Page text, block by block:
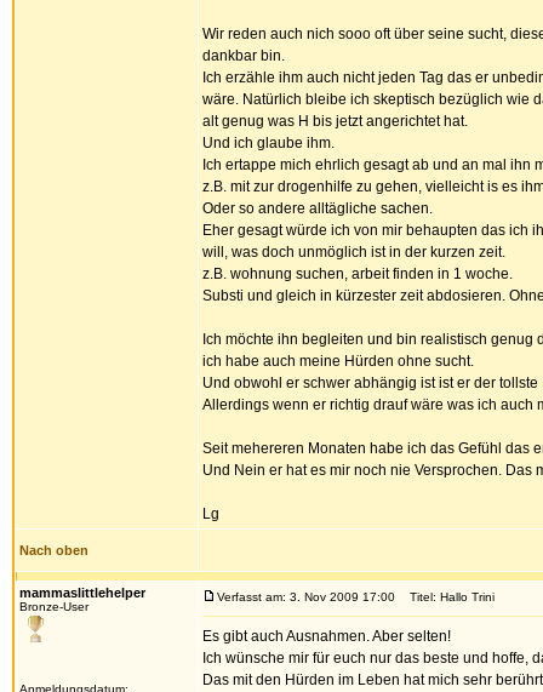
Wir reden auch nich sooo oft über seine sucht,
dankbar bin.
Ich erzähle ihm auch nicht jeden Tag das er
wäre. Natürlich bleibe ich skeptisch bezüglich wie
alt genug was H bis jetzt angerichtet hat.
Und ich glaube ihm.
Ich ertappe mich ehrlich gesagt ab und an mal ihn
z.B. mit zur drogenhilfe zu gehen, vielleicht is es
Oder so andere alltägliche sachen.
Eher gesagt würde ich von mir behaupten das ich
will, was doch unmöglich ist in der kurzen zeit.
z.B. wohnung suchen, arbeit finden in 1 woche.
Substi und gleich in kürzester zeit abdosieren.
Ich möchte ihn begleiten und bin realistisch
ich habe auch meine Hürden ohne sucht.
Und obwohl er schwer abhängig ist ist er der
Allerdings wenn er richtig drauf wäre was ich auch
Seit mehereren Monaten habe ich das Gefühl das
Und Nein er hat es mir noch nie Versprochen. Das
Lg
Nach oben
mammaslittlehelper
Bronze-User
Anmeldungsdatum:
Verfasst am: 3. Nov 2009 17:00 Titel: Hallo Trini
Es gibt auch Ausnahmen. Aber selten!
Ich wünsche mir für euch nur das beste und hoffe,
Das mit den Hürden im Leben hat mich sehr